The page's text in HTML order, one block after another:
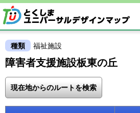
種類 福祉施設
障害者支援施設板東の丘
現在地からのルートを検索